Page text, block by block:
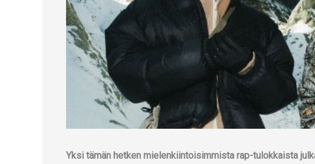
Yksi tämän hetken mielenkiintoisimmista rap-tulokkaista